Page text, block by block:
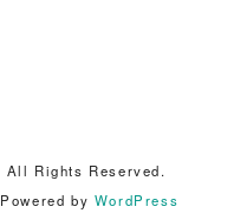
All Rights Reserved.
Powered by WordPress